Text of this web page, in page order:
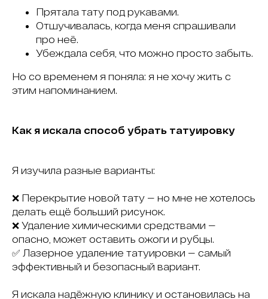
Прятала тату под рукавами.
Отшучивалась, когда меня спрашивали
про неё.
Убеждала себя, что можно просто забыть.
Но со временем я поняла: я не хочу жить с
этим напоминанием.
Как я искала способ убрать татуировку
Я изучила разные варианты:
❌ Перекрытие новой тату — но мне не хотелось
делать ещё больший рисунок.
❌ Удаление химическими средствами —
опасно, может оставить ожоги и рубцы.
✅ Лазерное удаление татуировки — самый
эффективный и безопасный вариант.
Я искала надёжную клинику и остановилась на